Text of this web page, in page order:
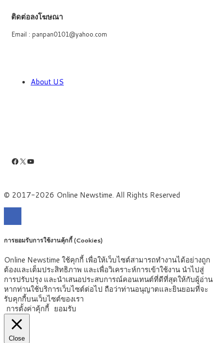
ติดต่อลงโฆษณา
Email : panpan0101@yahoo.com
About US
Facebook
X YouTube
© 2017-2026 Online Newstime. All Rights Reserved
การยอมรับการใช้งานคุ้กกี้ (Cookies)
Online Newstime ใช้คุกกี้ เพื่อให้เว็บไซต์สามารถทำงานได้อย่างถูก
ต้องและเต็มประสิทธิภาพ และเพื่อวิเคราะห์การเข้าใช้งาน นำไปสู่
การปรับปรุง และนำเสนอประสบการณ์คอนเทนต์ที่ดีที่สุดให้กับผู้อ่าน
หากท่านใช้บริการเว็บไซต์ต่อไป ถือว่าท่านอนุญาตและยินยอมที่จะ
รับคุกกี้บนเว็บไซต์ของเรา
การตั้งค่าคุ้กกี้ ยอมรับ
Close